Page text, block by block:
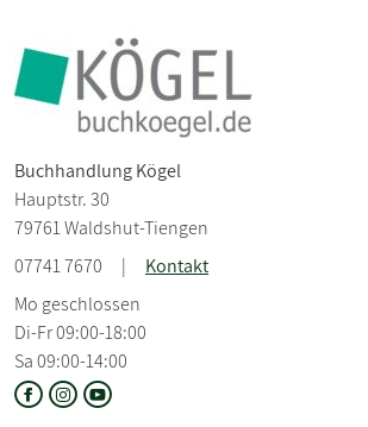
Buchhandlung Kögel
Hauptstr. 30
79761 Waldshut-Tiengen
07741 7670
|
Kontakt
Mo geschlossen
Di-Fr 09:00-18:00
Sa 09:00-14:00